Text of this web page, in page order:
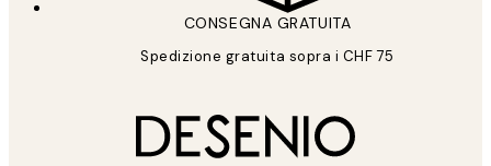
CONSEGNA GRATUITA
Spedizione gratuita sopra i CHF 75